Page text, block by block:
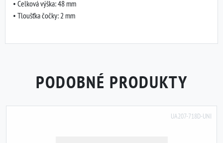
• Celková výška: 48 mm
• Tloušťka čočky: 2 mm
PODOBNÉ PRODUKTY
UA207-718D-UNI